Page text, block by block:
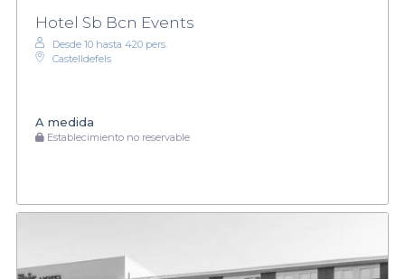
Hotel Sb Bcn Events
Desde 10 hasta 420 pers.
Castelldefels
A medida
Establecimiento no reservable